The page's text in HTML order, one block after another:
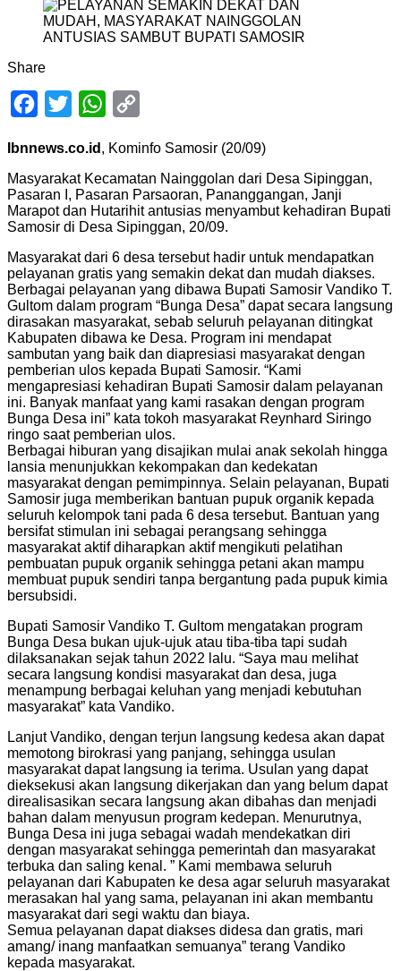
Share
Facebook
Twitter WhatsApp
Ibnnews.co.id , Kominfo Samosir (20/09)
Masyarakat Kecamatan Nainggolan dari Desa Sipinggan,
Pasaran I, Pasaran Parsaoran, Pananggangan, Janji
Marapot dan Hutarihit antusias menyambutkehadiran Bupati
Samosir di Desa Sipinggan, 20/09.
Masyarakat dari 6 desa tersebut hadir untuk mendapatkan
pelayanan gratis yang semakin dekat dan mudah diakses.
Berbagai pelayanan yang dibawa Bupati Samosir Vandiko T.
Gultom dalam program “Bunga Desa” dapat secara langsung
dirasakan masyarakat, sebab seluruh pelayanan ditingkat
Kabupaten dibawa ke Desa. Program ini mendapat
sambutan yang baik dan diapresiasi masyarakat dengan
pemberian ulos kepada Bupati Samosir. “Kami
mengapresiasi kehadiran Bupati Samosir dalam pelayanan
ini. Banyak manfaat yang kami rasakan dengan program
Bunga Desa ini” kata tokoh masyarakat Reynhard Siringo
ringo saat pemberian ulos.
Berbagai hiburan yang disajikan mulai anak sekolah hingga
lansia menunjukkan kekompakan dan kedekatan
masyarakat dengan pemimpinnya. Selain pelayanan, Bupati
Samosir juga memberikan bantuan pupuk organik kepada
seluruh kelompok tani pada 6 desa tersebut. Bantuan yang
bersifat stimulan ini sebagai perangsang sehingga
masyarakat aktif diharapkan aktif mengikuti pelatihan
pembuatan pupuk organik sehingga petani akan mampu
membuat pupuk sendiri tanpa bergantung pada pupuk kimia
bersubsidi.
Bupati Samosir Vandiko T. Gultom mengatakan program
Bunga Desa bukan ujuk-ujuk atau tiba-tiba tapi sudah
dilaksanakan sejak tahun 2022 lalu. “Saya mau melihat
secara langsung kondisi masyarakat dan desa, juga
menampung berbagai keluhan yang menjadi kebutuhan
masyarakat” kata Vandiko.
Lanjut Vandiko, dengan terjun langsung kedesa akan dapat
memotong birokrasi yang panjang, sehingga usulan
masyarakat dapat langsung ia terima. Usulan yang dapat
dieksekusi akan langsung dikerjakan dan yang belum dapat
direalisasikan secara langsung akan dibahas dan menjadi
bahan dalam menyusun program kedepan. Menurutnya,
Bunga Desa ini juga sebagai wadah mendekatkan diri
dengan masyarakat sehingga pemerintah dan masyarakat
terbuka dan saling kenal. ” Kami membawa seluruh
pelayanan dari Kabupaten ke desa agar seluruh masyarakat
merasakan hal yang sama, pelayanan ini akan membantu
masyarakat dari segi waktu dan biaya.
Semua pelayanan dapat diakses didesa dan gratis, mari
amang/ inang manfaatkan semuanya” terang Vandiko
kepada masyarakat.